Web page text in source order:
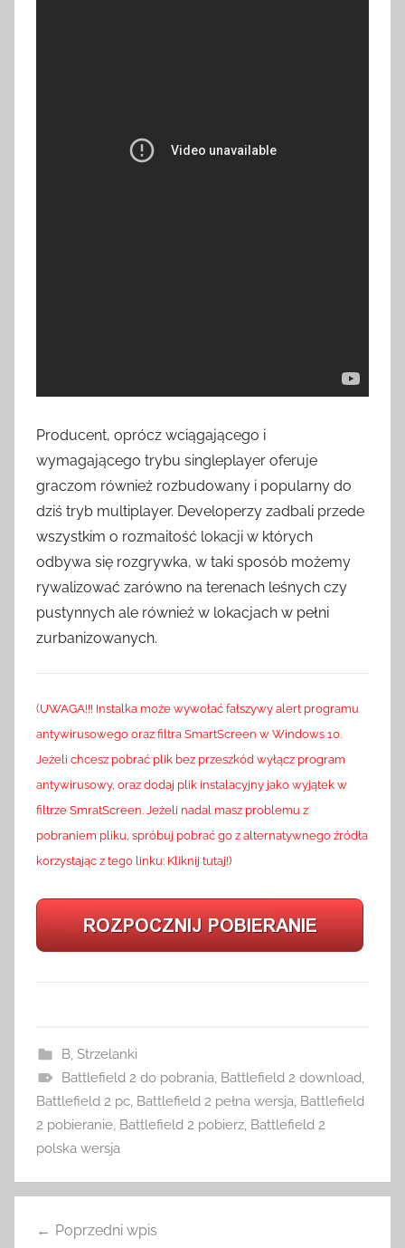
Producent, oprócz wciągającego i
wymagającego trybu singleplayer oferuje
graczom również rozbudowany i popularny do
dziś tryb multiplayer. Developerzy zadbali przede
wszystkim o rozmaitość lokacji w których
odbywa się rozgrywka, w taki sposób możemy
rywalizować zarówno na terenach leśnych czy
pustynnych ale również w lokacjach w pełni
zurbanizowanych.
(UWAGA!!! Instalka może wywołać fałszywy alert programu
antywirusowego oraz filtra SmartScreen w Windows 10.
Jeżeli chcesz pobrać plik bez przeszkód wyłącz program
antywirusowy, oraz dodaj plik instalacyjny jako wyjątek w
filtrze SmratScreen. Jeżeli nadal masz problemu z
pobraniem pliku, spróbuj pobrać go z alternatywnego źródła
korzystając z tego linku: Kliknij tutaj!)
B, Strzelanki
Battlefield 2 do pobrania, Battlefield 2 download,
Battlefield 2 pc, Battlefield 2 pełna wersja, Battlefield
2 pobieranie, Battlefield 2 pobierz, Battlefield 2
polska wersja
Poprzedni wpis